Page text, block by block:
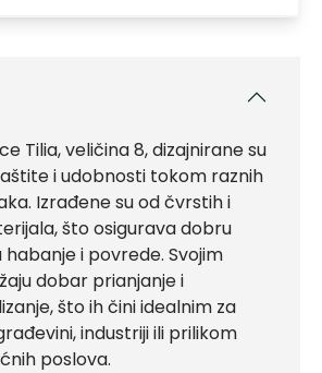
Tilia, veličina 8, dizajnirane su
i udobnosti tokom raznih
Izrađene su od čvrstih i
što osigurava dobru
i povrede. Svojim
dobar prianjanje i
što ih čini idealnim za
industriji ili prilikom
poslova.